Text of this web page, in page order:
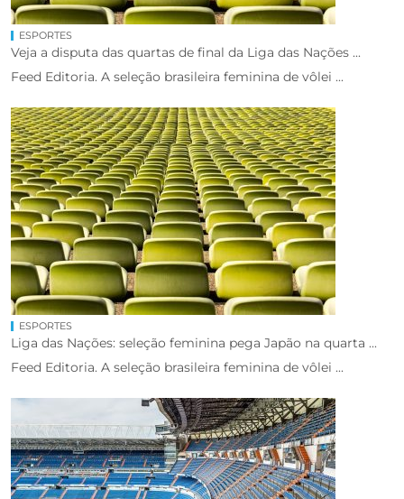
ESPORTES
Veja a disputa das quartas de final da Liga das Nações ...
Feed Editoria. A seleção brasileira feminina de vôlei ...
ESPORTES
Liga das Nações: seleção feminina pega Japão na quarta ...
Feed Editoria. A seleção brasileira feminina de vôlei ...